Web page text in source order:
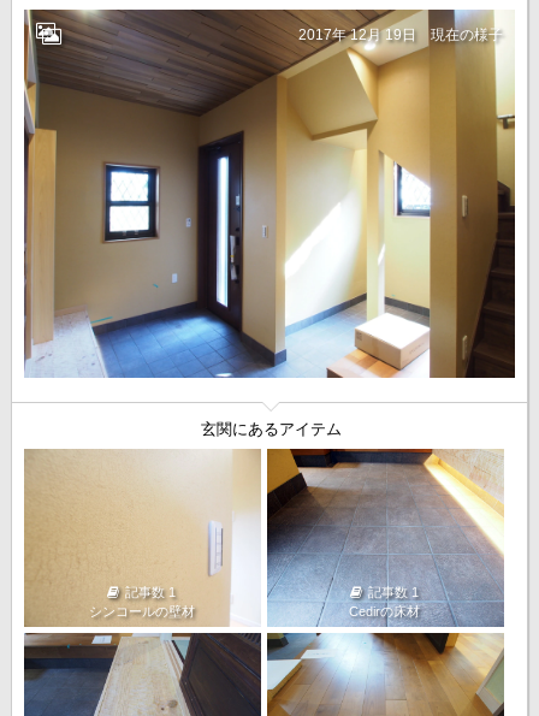
2017年 12月 19日 現在の様子
玄関にあるアイテム
記事数 1
シンコールの壁材
記事数 1
Cedirの床材